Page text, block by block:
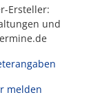
Ersteller:
und
melden